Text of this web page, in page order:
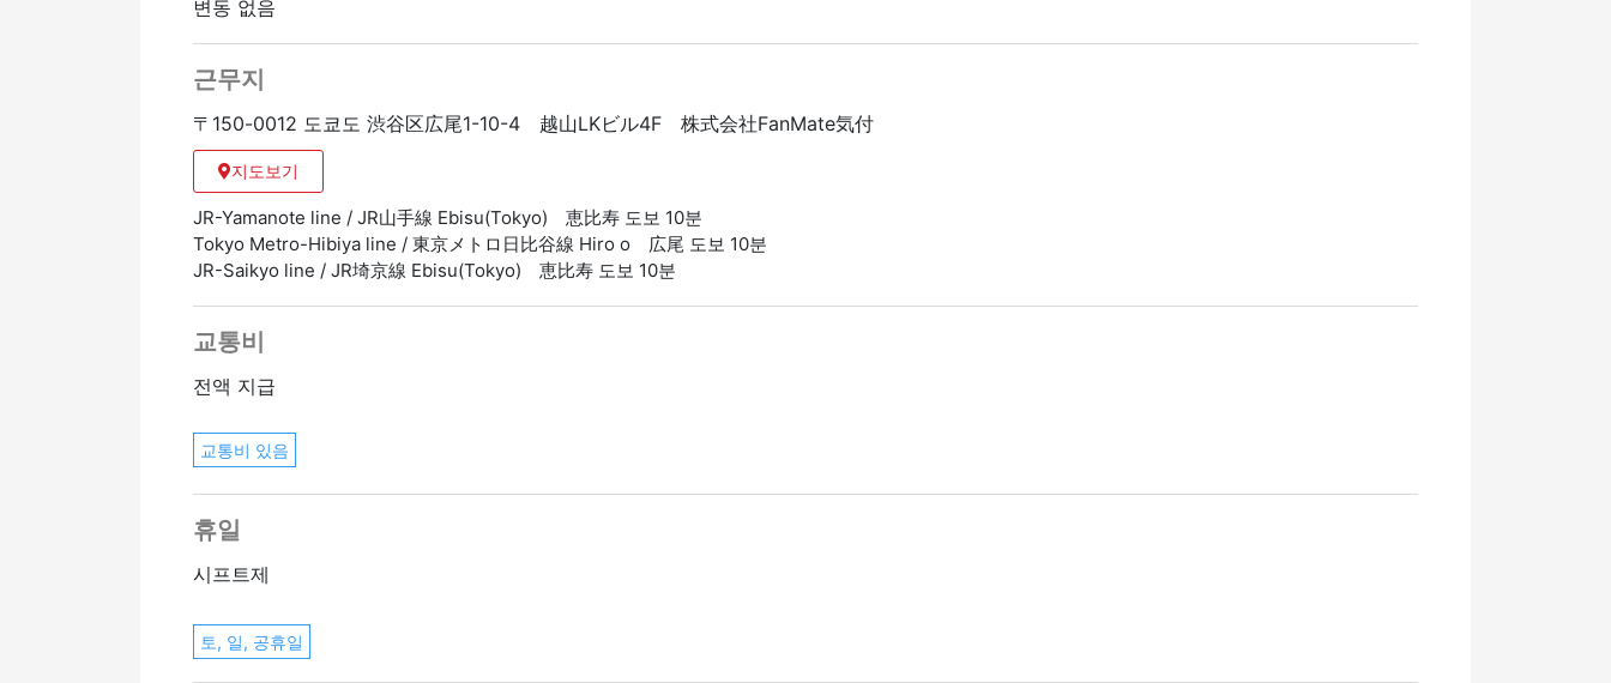
변동 없음
근무지
〒150-0012 도쿄도 渋谷区広尾1-10-4 越山LKビル4F 株式会社FanMate気付
지도보기
JR-Yamanote line / JR山手線 Ebisu(Tokyo) 恵比寿 도보 10분
Tokyo Metro-Hibiya line / 東京メトロ日比谷線 Hiro o 広尾 도보 10분
JR-Saikyo line / JR埼京線 Ebisu(Tokyo) 恵比寿 도보 10분
교통비
전액 지급
교통비 있음
휴일
시프트제
토, 일, 공휴일